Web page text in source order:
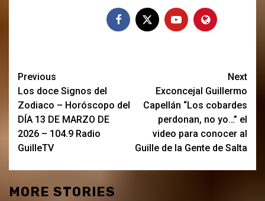
Post
navigation
Previous
Los doce Signos del
Zodiaco – Horóscopo del
DÍA 13 DE MARZO DE
2026 – 104.9 Radio
GuilleTV
Next
Exconcejal Guillermo
Capellán “Los cobardes
perdonan, no yo…” el
video para conocer al
Guille de la Gente de Salta
MORE STORIES